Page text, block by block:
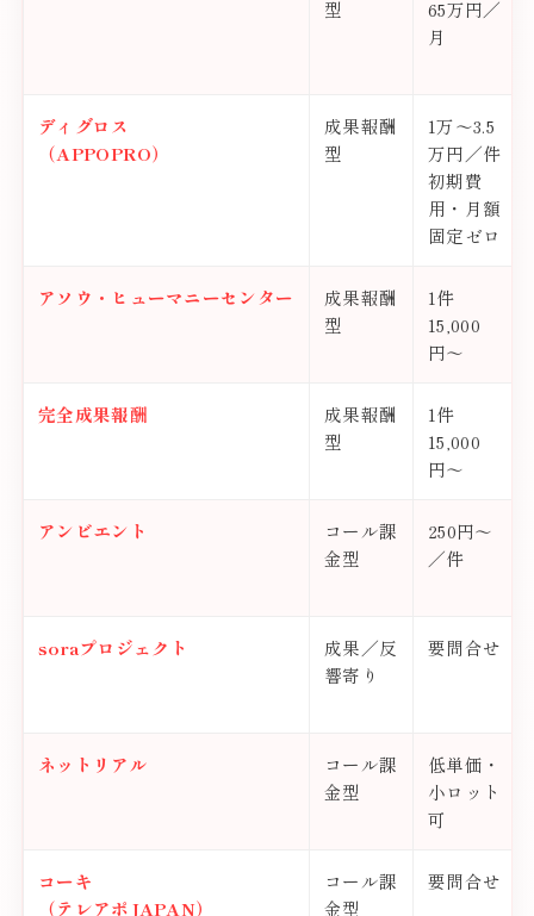
型
65万円／
月
ディグロス
（APPOPRO）
成果報酬
型
1万〜3.5
万円／件
初期費
用・月額
固定ゼロ
アソウ・ヒューマニーセンター
成果報酬
型
1件
15,000
円〜
完全成果報酬
成果報酬
型
1件
15,000
円〜
アンビエント
コール課
金型
250円〜
／件
soraプロジェクト
成果／反
響寄り
要問合せ
ネットリアル
コール課
金型
低単価・
小ロット
可
コーキ
（テレアポJAPAN）
コール課
金型
要問合せ